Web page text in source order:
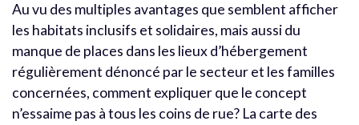
Au vu des multiples avantages que semblent afficher
les habitats inclusifs et solidaires, mais aussi du
manque de places dans les lieux d’hébergement
régulièrement dénoncé par le secteur et les familles
concernées, comment expliquer que le concept
n’essaime pas à tous les coins de rue? La carte des